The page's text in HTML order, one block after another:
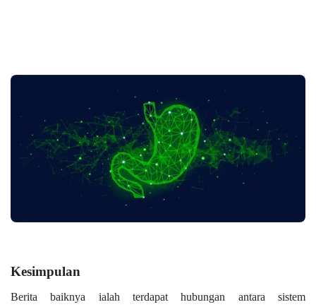
Kesimpulan
Berita baiknya ialah terdapat hubungan antara sistem